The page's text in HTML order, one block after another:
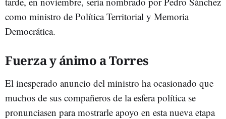
como ministro de Política Territorial y Memoria
Democrática.
Fuerza y ánimo a Torres
El inesperado anuncio del ministro ha ocasionado que
muchos de sus compañeros de la esfera política se
pronunciasen para mostrarle apoyo en esta nueva etapa